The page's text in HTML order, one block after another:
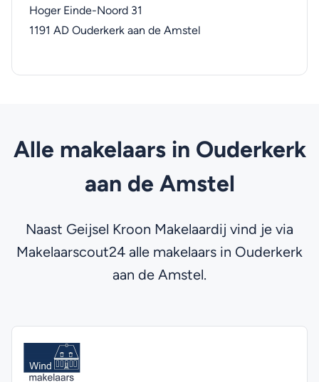
Hoger Einde-Noord 31
1191 AD Ouderkerk aan de Amstel
Alle makelaars in Ouderkerk
aan de Amstel
Naast Geijsel Kroon Makelaardij vind je via
Makelaarscout24 alle makelaars in Ouderkerk
aan de Amstel.